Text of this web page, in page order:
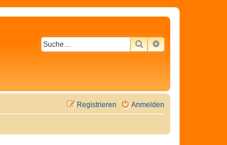
SUCHEERWEITERTE
Anmelden
Registrieren